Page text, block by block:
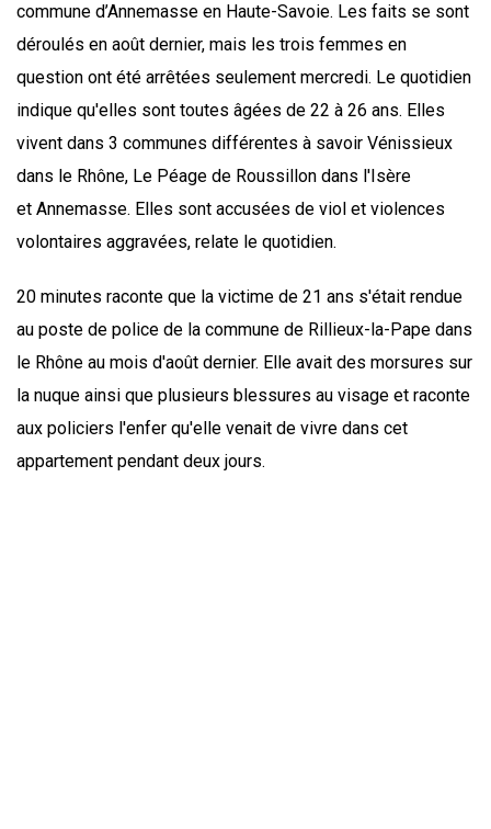
commune d’Annemasse en Haute-Savoie. Les faits se sont
déroulés en août dernier, mais les trois femmes en
question ont été arrêtées seulement mercredi. Le quotidien
indique qu'elles sont toutes âgées de 22 à 26 ans. Elles
vivent dans 3 communes différentes à savoir Vénissieux
dans le Rhône, Le Péage de Roussillon dans l'Isère
et Annemasse. Elles sont accusées de viol et violences
volontaires aggravées, relate le quotidien.
20 minutes raconte que la victime de 21 ans s'était rendue
au poste de police de la commune de Rillieux-la-Pape dans
le Rhône au mois d'août dernier. Elle avait des morsures sur
la nuque ainsi que plusieurs blessures au visage et raconte
aux policiers l'enfer qu'elle venait de vivre dans cet
appartement pendant deux jours.